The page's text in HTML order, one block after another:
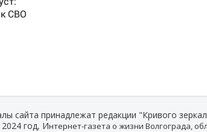
СВО
сайта принадлежат редакции "Кривого
год, Интернет-газета о жизни Волгограда,